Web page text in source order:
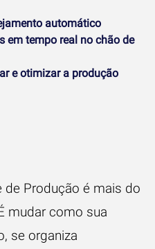
automático
em tempo real no chão de
e otimizar a produção
de Produção é mais do
mudar como sua
se organiza